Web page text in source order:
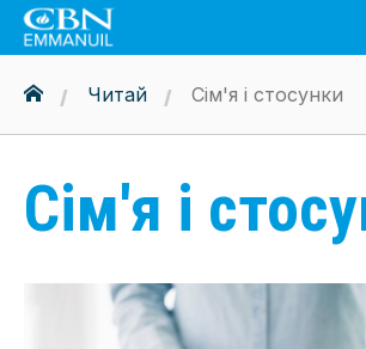
Читай Сім'я і стосунки
Сім'я і